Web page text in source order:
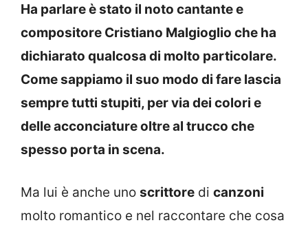
Ha parlare è stato il noto cantante e
compositore Cristiano Malgioglio che ha
dichiarato qualcosa di molto particolare.
Come sappiamo il suo modo di fare lascia
sempre tutti stupiti, per via dei colori e
delle acconciature oltre al trucco che
spesso porta in scena.
Ma lui è anche uno scrittore di canzoni
molto romantico e nel raccontare che cosa